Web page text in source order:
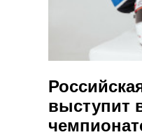
выступит